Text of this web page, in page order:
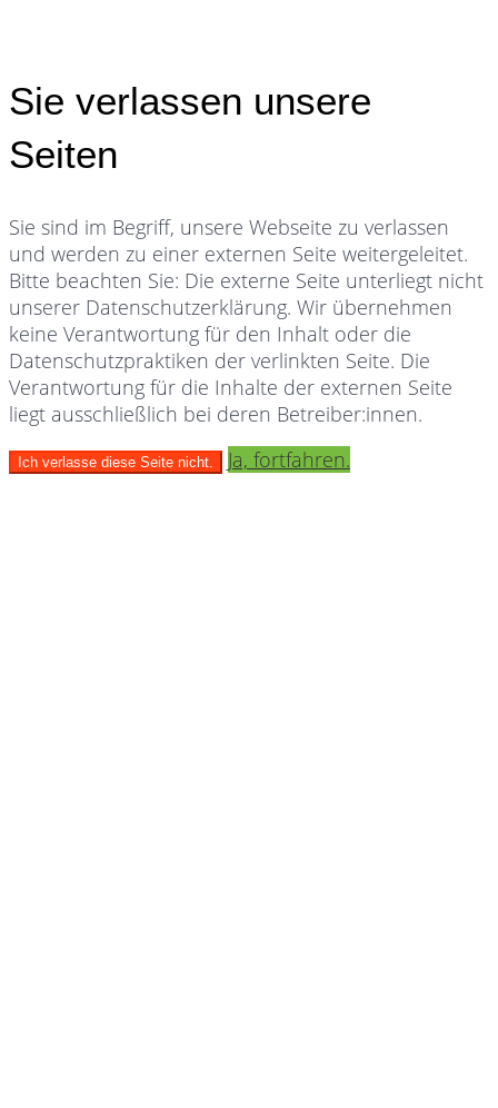
Sie verlassen unsere
Seiten
Sie sind im Begriff, unsere Webseite zu verlassen
und werden zu einer externen Seite weitergeleitet.
Bitte beachten Sie: Die externe Seite unterliegt nicht
unserer Datenschutzerklärung. Wir übernehmen
keine Verantwortung für den Inhalt oder die
Datenschutzpraktiken der verlinkten Seite. Die
Verantwortung für die Inhalte der externen Seite
liegt ausschließlich bei deren Betreiber:innen.
Ich verlasse diese Seite nicht. Ja, fortfahren.